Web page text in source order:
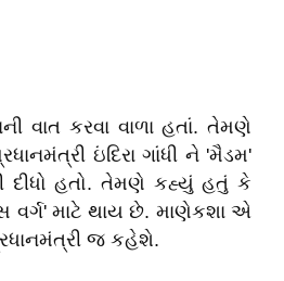
વાત કરવા વાળા હતાં. તેમણે
ઇંદિરા ગાંધી ને 'મૈડમ'
દીધો હતો. તેમણે કહ્યું હતું કે
માટે થાય છે. માણેકશા એ
જ કહેશે.